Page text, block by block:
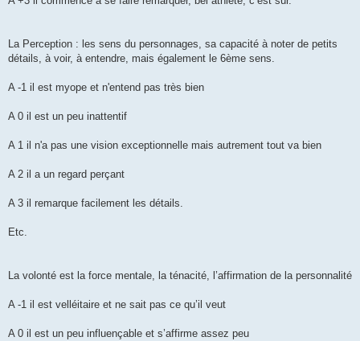
La Perception : les sens du personnages, sa capacité à noter de petits
détails, à voir, à entendre, mais également le 6ème sens.
A -1 il est myope et n'entend pas très bien
A 0 il est un peu inattentif
A 1 il n'a pas une vision exceptionnelle mais autrement tout va bien
A 2 il a un regard perçant
A 3 il remarque facilement les détails.
Etc.
La volonté est la force mentale, la ténacité, l’affirmation de la personnalité
A -1 il est velléitaire et ne sait pas ce qu’il veut
A 0 il est un peu influençable et s’affirme assez peu